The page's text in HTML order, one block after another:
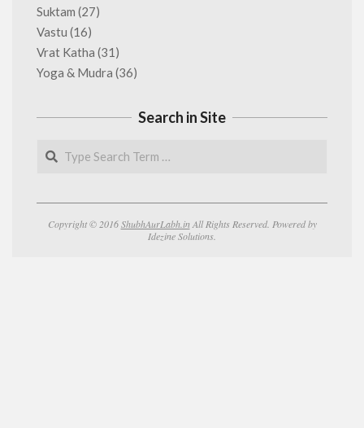
Suktam (27)
Vastu (16)
Vrat Katha (31)
Yoga & Mudra (36)
Search in Site
Search
Copyright © 2016ShubhAurLabh.in All Rights Reserved. Powered by
Idezine Solutions.